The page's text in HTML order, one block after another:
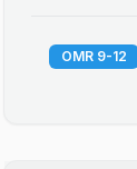
9-12 OMR